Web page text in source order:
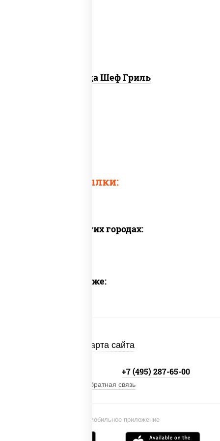
Пицца Шеф Гриль
Быстрые ссылки:
Доставка в других городах:
Предлагаем также:
Карта сайта
Установи мобильное приложение
+7 (495) 287-65-00
Обратная связь